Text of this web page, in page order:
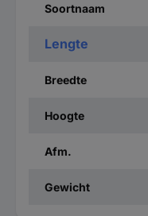
Soortnaam
Lengte
Breedte
Hoogte
Afm.
Gewicht